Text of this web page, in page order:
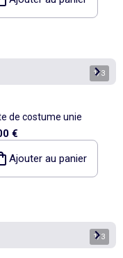
1/3
de costume unie
€
Ajouter au panier
1/3